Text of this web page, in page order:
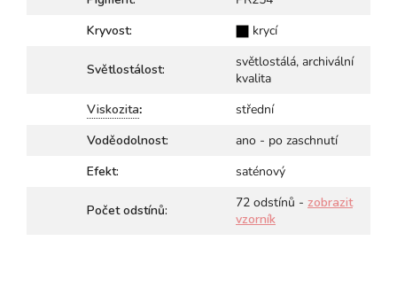
Kryvost:
krycí
Světlostálost:
světlostálá, archivální
kvalita
Viskozita:
střední
Voděodolnost:
ano - po zaschnutí
Efekt:
saténový
Počet odstínů: 72 odstínů - zobrazit
vzorník